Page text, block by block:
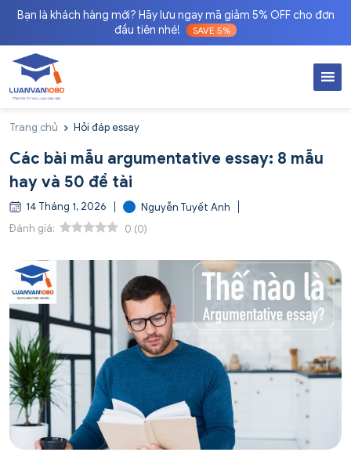
Bạn là khách hàng mới? Hãy lưu ngay mã giảm 5% OFF cho đơn
đầu tiên nhé!
SAVE 5%
Trang chủ Hỏi đáp essay
Các bài mẫu argumentative essay: 8 mẫu
hay và 50 đề tài
14 Tháng 1, 2026
Nguyễn Tuyết Anh
Đánh giá:
0 (0)